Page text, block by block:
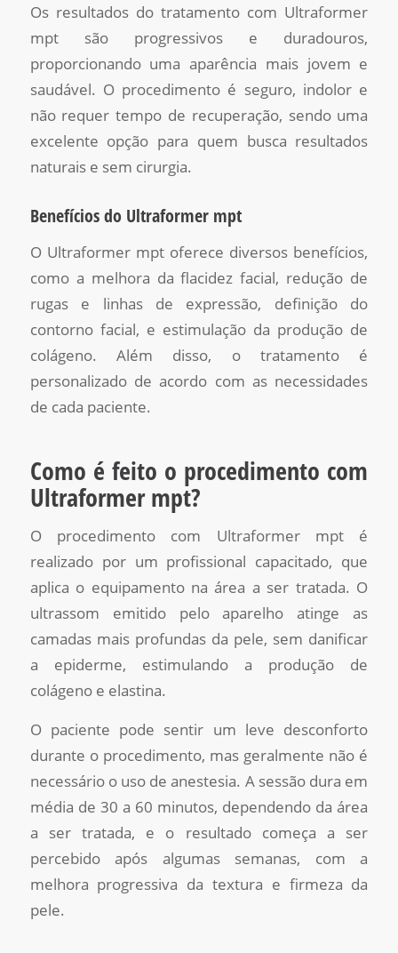
Os resultados do tratamento com Ultraformer
mpt são progressivos e duradouros,
proporcionando uma aparência mais jovem e
saudável. O procedimento é seguro, indolor e
não requer tempo de recuperação, sendo uma
excelente opção para quem busca resultados
naturais e sem cirurgia.
Benefícios do Ultraformer mpt
O Ultraformer mpt oferece diversos benefícios,
como a melhora da flacidez facial, redução de
rugas e linhas de expressão, definição do
contorno facial, e estimulação da produção de
colágeno. Além disso, o tratamento é
personalizado de acordo com as necessidades
de cada paciente.
Como é feito o procedimento com
Ultraformer mpt?
O procedimento com Ultraformer mpt é
realizado por um profissional capacitado, que
aplica o equipamento na área a ser tratada. O
ultrassom emitido pelo aparelho atinge as
camadas mais profundas da pele, sem danificar
a epiderme, estimulando a produção de
colágeno e elastina.
O paciente pode sentir um leve desconforto
durante o procedimento, mas geralmente não é
necessário o uso de anestesia. A sessão dura em
média de 30 a 60 minutos, dependendo da área
a ser tratada, e o resultado começa a ser
percebido após algumas semanas, com a
melhora progressiva da textura e firmeza da
pele.